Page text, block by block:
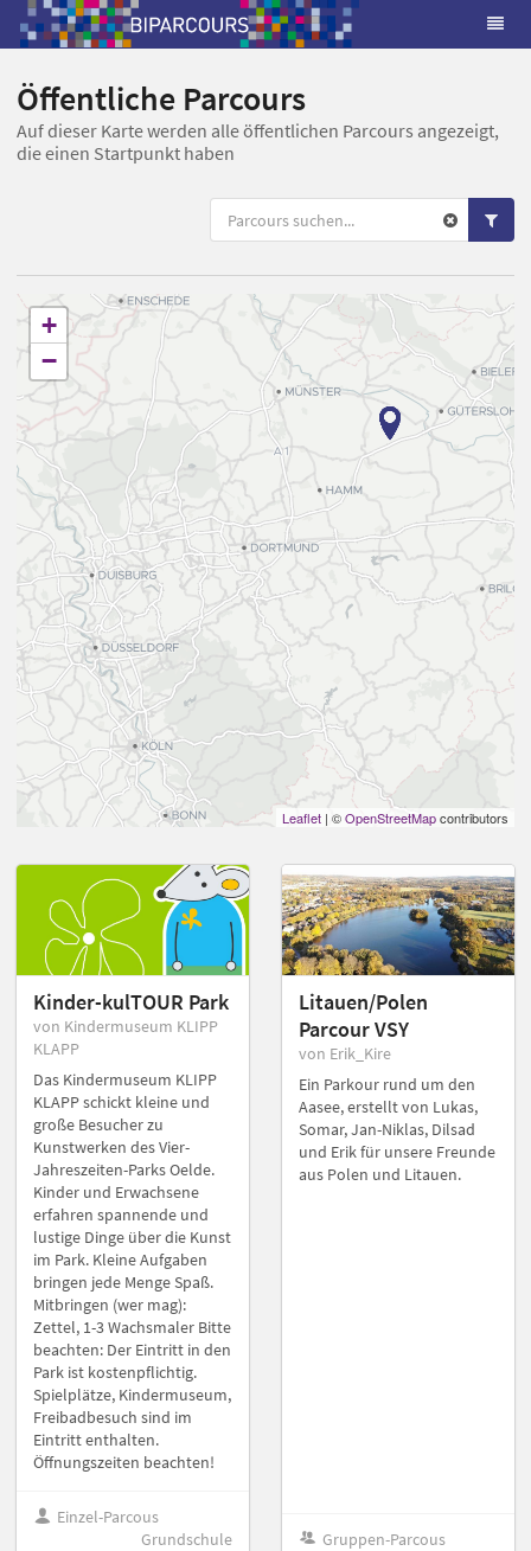
Öffentliche Parcours
Auf dieser Karte werden alle öffentlichen Parcours angezeigt,
die einen Startpunkt haben
+
−
Leaflet | ©OpenStreetMapcontributors
Kinder-kulTOUR Park
von Kindermuseum KLIPP
KLAPP
Das Kindermuseum KLIPP
KLAPP schickt kleine und
große Besucher zu
Kunstwerken des Vier-
Jahreszeiten-Parks Oelde.
Kinder und Erwachsene
erfahren spannende und
lustige Dinge über die Kunst
im Park. Kleine Aufgaben
bringen jede Menge Spaß.
Mitbringen (wer mag):
Zettel, 1-3 Wachsmaler Bitte
beachten: Der Eintritt in den
Park ist kostenpflichtig.
Spielplätze, Kindermuseum,
Freibadbesuch sind im
Eintritt enthalten.
Öffnungszeiten beachten!
Einzel-Parcous
Grundschule
Litauen/Polen
Parcour VSY
von Erik_Kire
Ein Parkour rund um den
Aasee, erstellt von Lukas,
Somar, Jan-Niklas, Dilsad
und Erik für unsere Freunde
aus Polen und Litauen.
Gruppen-Parcous